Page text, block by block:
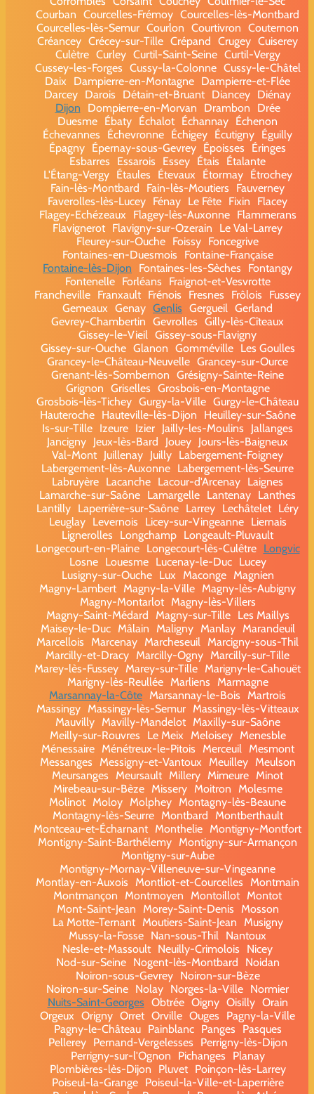
Courban Courcelles-Frémoy Courcelles-lès-Montbard
Courcelles-lès-Semur Courlon Courtivron Couternon
Créancey Crécey-sur-Tille Crépand Crugey Cuiserey
Culètre Curley Curtil-Saint-Seine Curtil-Vergy
Cussey-les-Forges Cussy-la-Colonne Cussy-le-Châtel
Daix
Dampierre-en-Montagne Dampierre-et-Flée
Darcey Darois Détain-et-Bruant Diancey Diénay
Dijon
Dompierre-en-Morvan Drambon
Drée
Duesme Ébaty Échalot Échannay Échenon
Échevannes
Échevronne Échigey Écutigny Éguilly
Épagny Épernay-sous-Gevrey Époisses
Éringes
Esbarres
Essarois Essey Étais
Étalante
L'Étang-Vergy
Étaules Étevaux Étormay
Étrochey
Fain-lès-Montbard
Fain-lès-Moutiers
Fauverney
Faverolles-lès-Lucey Fénay Le Fête Fixin
Flacey
Flagey-Echézeaux
Flagey-lès-Auxonne
Flammerans
Flavignerot Flavigny-sur-Ozerain
Le Val-Larrey
Fleurey-sur-Ouche Foissy Foncegrive
Fontaines-en-Duesmois
Fontaine-Française
Fontaine-lès-Dijon
Fontaines-les-Sèches
Fontangy
Fontenelle
Forléans
Fraignot-et-Vesvrotte
Francheville Franxault Frénois Fresnes Frôlois
Fussey
Gemeaux Genay Genlis Gergueil Gerland
Gevrey-Chambertin Gevrolles Gilly-lès-Cîteaux
Gissey-le-Vieil Gissey-sous-Flavigny
Gissey-sur-Ouche Glanon Gomméville
Les Goulles
Grancey-le-Château-Neuvelle Grancey-sur-Ource
Grenant-lès-Sombernon Grésigny-Sainte-Reine
Grignon Griselles Grosbois-en-Montagne
Grosbois-lès-Tichey Gurgy-la-Ville Gurgy-le-Château
Hauteroche
Hauteville-lès-Dijon
Heuilley-sur-Saône
Is-sur-Tille Izeure Izier Jailly-les-Moulins
Jallanges
Jancigny Jeux-lès-Bard Jouey Jours-lès-Baigneux
Val-Mont Juillenay Juilly Labergement-Foigney
Labergement-lès-Auxonne Labergement-lès-Seurre
Labruyère Lacanche Lacour-d'Arcenay Laignes
Lamarche-sur-Saône Lamargelle Lantenay Lanthes
Lantilly Laperrière-sur-Saône Larrey Lechâtelet Léry
Leuglay
Levernois Licey-sur-Vingeanne
Liernais
Lignerolles
Longchamp Longeault-Pluvault
Longecourt-en-Plaine
Longecourt-lès-Culêtre
Longvic
Losne
Louesme Lucenay-le-Duc
Lucey
Lusigny-sur-Ouche
Lux Maconge Magnien
Magny-Lambert Magny-la-Ville Magny-lès-Aubigny
Magny-Montarlot Magny-lès-Villers
Magny-Saint-Médard Magny-sur-Tille
Les Maillys
Maisey-le-Duc Mâlain Maligny Manlay Marandeuil
Marcellois Marcenay Marcheseuil Marcigny-sous-Thil
Marcilly-et-Dracy Marcilly-Ogny Marcilly-sur-Tille
Marey-lès-Fussey Marey-sur-Tille Marigny-le-Cahouët
Marigny-lès-Reullée Marliens Marmagne
Marsannay-la-Côte Marsannay-le-Bois Martrois
Massingy Massingy-lès-Semur Massingy-lès-Vitteaux
Mauvilly Mavilly-Mandelot Maxilly-sur-Saône
Meilly-sur-Rouvres
Le Meix Meloisey Menesble
Ménessaire Ménétreux-le-Pitois Merceuil Mesmont
Messanges Messigny-et-Vantoux Meuilley Meulson
Meursanges Meursault Millery Mimeure Minot
Mirebeau-sur-Bèze Missery Moitron Molesme
Molinot Moloy Molphey Montagny-lès-Beaune
Montagny-lès-Seurre Montbard Montberthault
Montceau-et-Écharnant Monthelie Montigny-Montfort
Montigny-Saint-Barthélemy Montigny-sur-Armançon
Montigny-sur-Aube
Montigny-Mornay-Villeneuve-sur-Vingeanne
Montlay-en-Auxois Montliot-et-Courcelles Montmain
Montmançon Montmoyen Montoillot Montot
Mont-Saint-Jean Morey-Saint-Denis Mosson
La Motte-Ternant Moutiers-Saint-Jean Musigny
Mussy-la-Fosse Nan-sous-Thil Nantoux
Nesle-et-Massoult Neuilly-Crimolois
Nicey
Nod-sur-Seine
Nogent-lès-Montbard
Noidan
Noiron-sous-Gevrey
Noiron-sur-Bèze
Noiron-sur-Seine Nolay Norges-la-Ville Normier
Nuits-Saint-Georges Obtrée Oigny Oisilly Orain
Orgeux Origny Orret Orville Ouges
Pagny-la-Ville
Pagny-le-Château
Painblanc Panges
Pasques
Pellerey
Pernand-Vergelesses
Perrigny-lès-Dijon
Perrigny-sur-l'Ognon
Pichanges
Planay
Plombières-lès-Dijon
Pluvet
Poinçon-lès-Larrey
Poiseul-la-Grange
Poiseul-la-Ville-et-Laperrière